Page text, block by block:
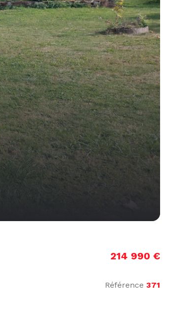
214 990 €
Référence 371